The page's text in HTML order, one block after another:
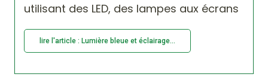
utilisant des LED, des lampes aux écrans
lire l'article : Lumière bleue et éclairage...